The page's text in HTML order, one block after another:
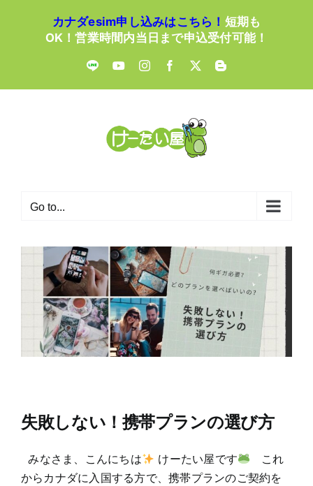
カナダesim申し込みはこちら！ 短期も
OK！営業時間内当日まで申込受付可能！
LINE YouTubeInstagramFacebook
X Blogger
Go to...
失敗しない！携帯プランの選び方
みなさま、こんにちは けーたい屋です
これ
からカナダに入国する方で、携帯プランのご契約を